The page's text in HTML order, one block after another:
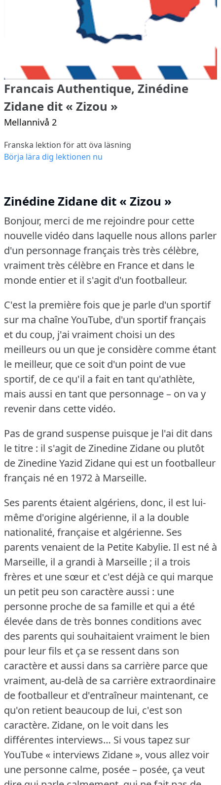
Francais Authentique, Zinédine
Zidane dit « Zizou »
Mellannivå 2
Franska lektion för att öva läsning
Börja lära dig lektionen nu
Zinédine Zidane dit « Zizou »
Bonjour, merci de me rejoindre pour cette
nouvelle vidéo dans laquelle nous allons parler
d'un personnage français très très célèbre,
vraiment très célèbre en France et dans le
monde entier et il s'agit d'un footballeur.
C'est la première fois que je parle d'un sportif
sur ma chaîne YouTube, d'un sportif français
et du coup, j'ai vraiment choisi un des
meilleurs ou un que je considère comme étant
le meilleur, que ce soit d'un point de vue
sportif, de ce qu'il a fait en tant qu'athlète,
mais aussi en tant que personnage – on va y
revenir dans cette vidéo.
Pas de grand suspense puisque je l'ai dit dans
le titre : il s'agit de Zinedine Zidane ou plutôt
de Zinedine Yazid Zidane qui est un footballeur
français né en 1972 à Marseille.
Ses parents étaient algériens, donc, il est lui-
même d'origine algérienne, il a la double
nationalité, française et algérienne. Ses
parents venaient de la Petite Kabylie. Il est né à
Marseille, il a grandi à Marseille ; il a trois
frères et une sœur et c'est déjà ce qui marque
un petit peu son caractère aussi : une
personne proche de sa famille et qui a été
élevée dans de très bonnes conditions avec
des parents qui souhaitaient vraiment le bien
pour leur fils et ça se ressent dans son
caractère et aussi dans sa carrière parce que
vraiment, au-delà de sa carrière extraordinaire
de footballeur et d'entraîneur maintenant, ce
qu'on retient beaucoup de lui, c'est son
caractère. Zidane, on le voit dans les
différentes interviews… Si vous tapez sur
YouTube « interviews Zidane », vous allez voir
une personne calme, posée – posée, ça veut